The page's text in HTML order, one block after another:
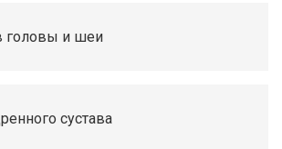
головы и шеи
сустава